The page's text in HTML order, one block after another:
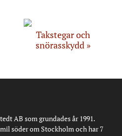
Takstegar och
snörasskydd
AB som grundades år 1991.
söder om Stockholm och har 7